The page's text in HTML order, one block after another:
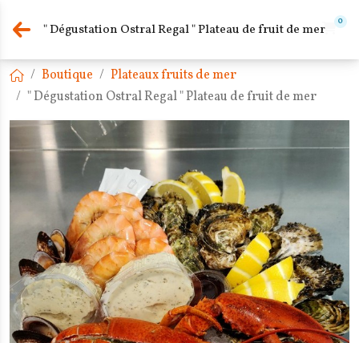
" Dégustation Ostral Regal " Plateau de fruit de mer 0
Boutique
Plateaux fruits de mer
" Dégustation Ostral Regal " Plateau de fruit de mer